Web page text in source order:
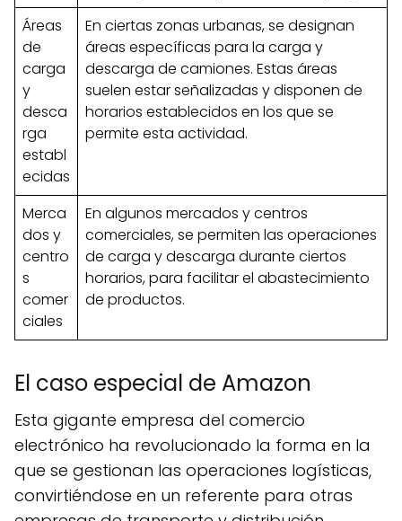
Áreas
de
carga
y
desca
rga
establ
ecidas
En ciertas zonas urbanas, se designan
áreas específicas para la carga y
descarga de camiones. Estas áreas
suelen estar señalizadas y disponen de
horarios establecidos en los que se
permite esta actividad.
Merca
dos y
centro
s
comer
ciales
En algunos mercados y centros
comerciales, se permiten las operaciones
de carga y descarga durante ciertos
horarios, para facilitar el abastecimiento
de productos.
El caso especial de Amazon
Esta gigante empresa del comercio
electrónico ha revolucionado la forma en la
que se gestionan las operaciones logísticas,
convirtiéndose en un referente para otras